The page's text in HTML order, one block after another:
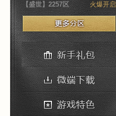
火爆开启
【盛世】2257区